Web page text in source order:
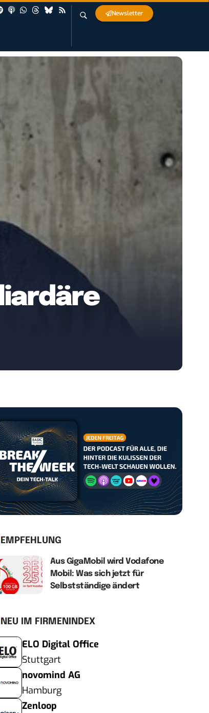
Newsletter
EMPFEHLUNG
Aus GigaMobil wird Vodafone
Mobil: Was sich jetzt für
Selbstständige ändert
NEU IM FIRMENINDEX
ELO Digital Office
Stuttgart
novomind AG
Hamburg
Zenloop